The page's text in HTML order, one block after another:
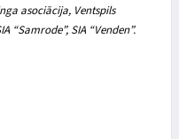
asociācija, Ventspils
“Samrode”, SIA “Venden”.